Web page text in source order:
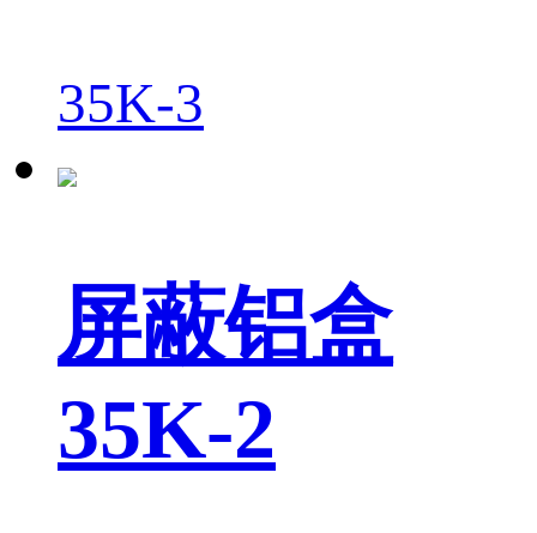
35K-3
屏蔽铝盒
35K-2